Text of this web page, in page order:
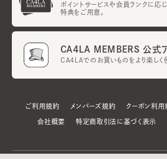
ポイントサービスや会員ランクに応
特典をご用意。
CA4LA MEMBERS 公式
CA4LAでのお買いものをより楽しく
ご利用規約 メンバーズ規約 クーポン利用
会社概要 特定商取引法に基づく表示